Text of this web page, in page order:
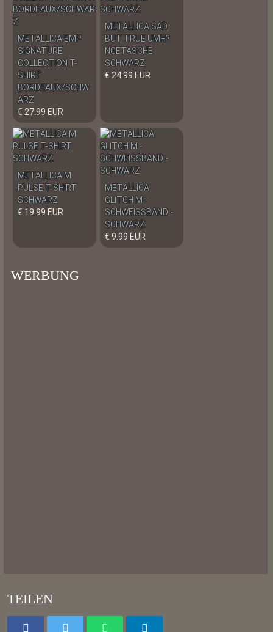
METALLICA EMP
SIGNATURE
COLLECTION T-
SHIRT
BORDEAUX/SCHW
ARZ
€ 27.99 EUR
METALLICA SAD
BUT TRUE UMH?
NGETASCHE
SCHWARZ
€ 24.99 EUR
METALLICA M
PULSE T-SHIRT
SCHWARZ
€ 19.99 EUR
METALLICA
GLITCH M -
SCHWEISSBAND -
SCHWARZ
€ 9.99 EUR
WERBUNG
TEILEN